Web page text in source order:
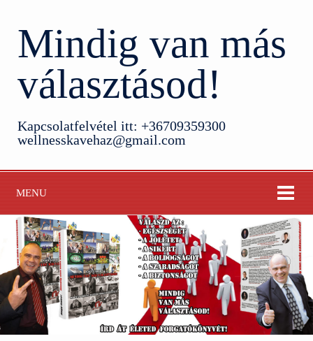
Mindig van más
választásod!
Kapcsolatfelvétel itt: +36709359300
wellnesskavehaz@gmail.com
MENU